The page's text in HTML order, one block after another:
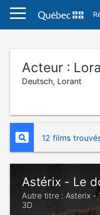
Acteur :
Deutsch, Lorant
12 films
Astérix - Le
Autre titre : Asterix -
3D